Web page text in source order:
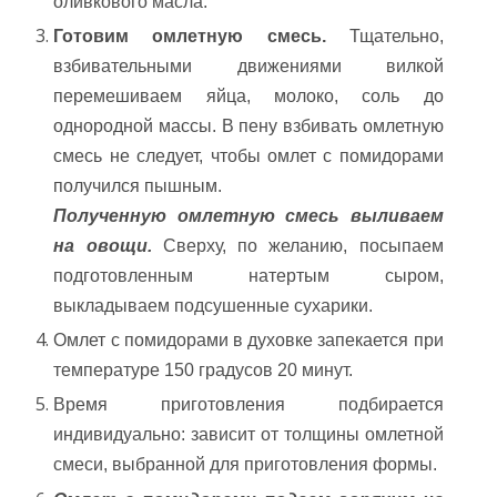
Готовим омлетную смесь.Тщательно,
взбивательными движениями вилкой
перемешиваем яйца, молоко, соль до
однородной массы. В пену взбивать омлетную
смесь не следует, чтобы омлет с помидорами
получился пышным.
Полученную омлетную смесь выливаем
на овощи. Сверху, по желанию, посыпаем
подготовленным натертым сыром,
выкладываем подсушенные сухарики.
Омлет с помидорами в духовке запекается при
температуре 150 градусов 20 минут.
Время приготовления подбирается
индивидуально: зависит от толщины омлетной
смеси, выбранной для приготовления формы.